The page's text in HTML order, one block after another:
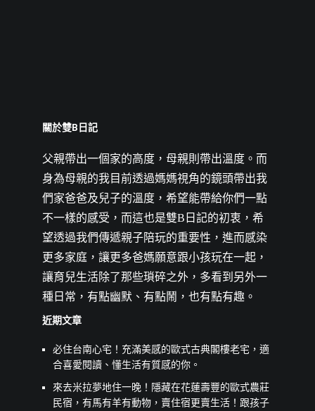
關於雙B日記
父親帶出一個家的高度，母親則帶出溫度。而
身為母親的我目前透過媽媽視角的鏡頭帶出我
們家爸爸及兒子的溫度，希望能帶給你們一點
不一樣的感受，而這也是雙B日記的初衷，希
望透過我們傳遞親子陪玩的重要性，進而感染
更多家庭，讓更多爸媽願意跟小孩玩在一起，
讓育兒生活除了那些瑣碎之外，多看到另外一
種日常，有點幽默、有點鬧，也有點有趣。
近期文章
必住台南心宅！充滿美感的歐式古典閣樓老宅，適
合喜愛閱讀、懂生活有質感的你。
來去米拉夢地住一晚！隱藏在花蓮壽豐的歐式農莊
民宿，有馬有羊有動物，賣住宿更賣生活！跟孩子